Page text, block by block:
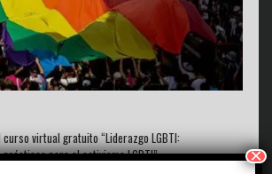
curso virtual gratuito “Liderazgo LGBTI:
para el activismo LGBTI”
×